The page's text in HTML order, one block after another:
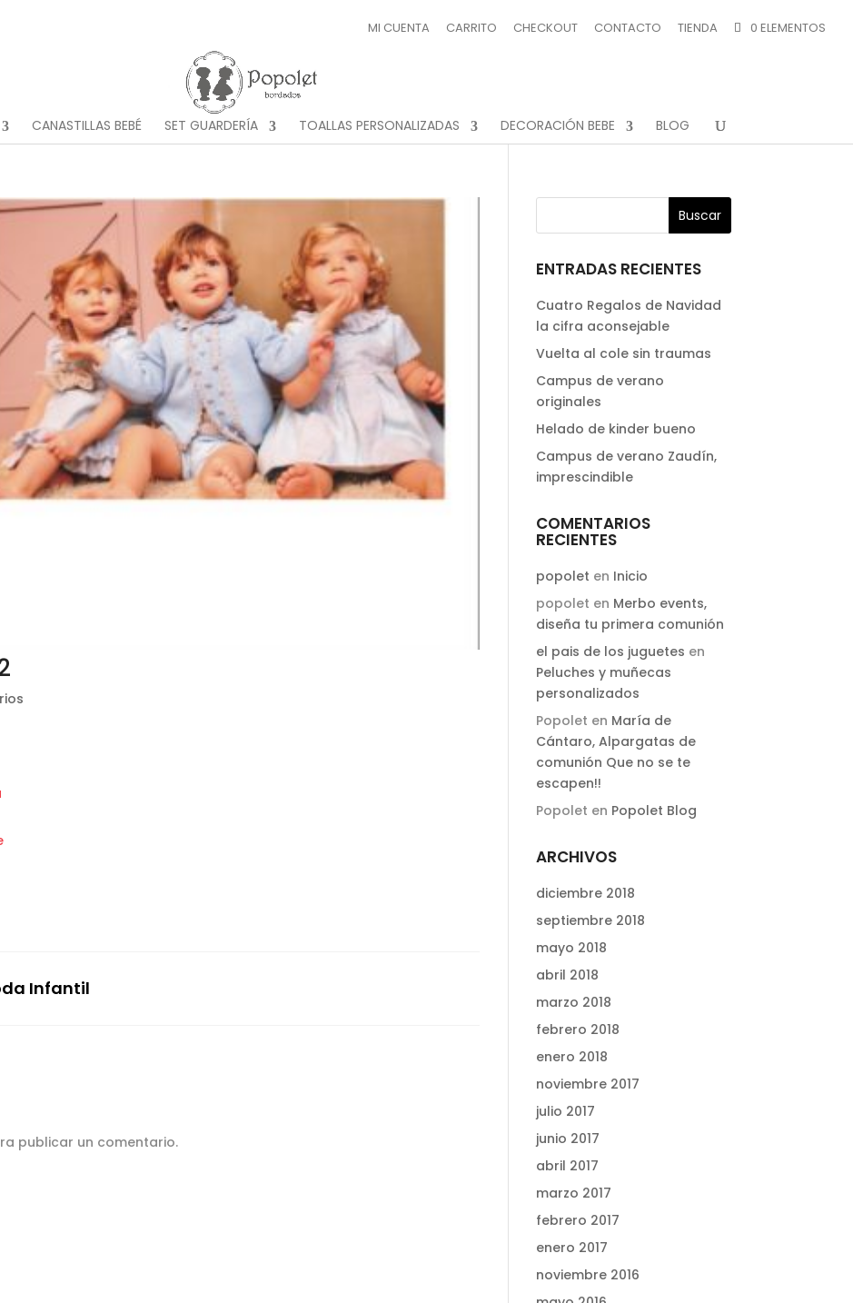
MI CUENTA CARRITO CHECKOUT CONTACTO TIENDA 0 ELEMENTOS
CANASTILLAS BEBÉ SET GUARDERÍA TOALLAS PERSONALIZADAS DECORACIÓN BEBE BLOG
Infantil
publicar un comentario.
ENTRADAS RECIENTES
Cuatro Regalos de Navidad
la cifra aconsejable
Vuelta al cole sin traumas
Campus de verano
originales
Helado de kinder bueno
Campus de verano Zaudín,
imprescindible
COMENTARIOS
RECIENTES
popolet en Inicio
popolet en Merbo events,
diseña tu primera comunión
el pais de los juguetes en
Peluches y muñecas
personalizados
Popolet en María de
Cántaro, Alpargatas de
comunión Que no se te
escapen!!
Popolet en Popolet Blog
ARCHIVOS
diciembre 2018
septiembre 2018
mayo 2018
abril 2018
marzo 2018
febrero 2018
enero 2018
noviembre 2017
julio 2017
junio 2017
abril 2017
marzo 2017
febrero 2017
enero 2017
noviembre 2016